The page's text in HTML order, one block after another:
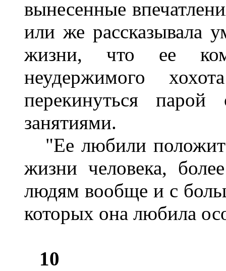
вынесенные
или же рассказывала
жизни, что ее
неудержимого
перекинуться
занятиями.
"Ее любили
жизни человека,
людям вообще и с
которых она любила
10